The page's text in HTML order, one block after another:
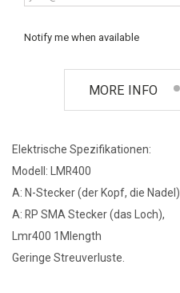
Notify me when available
MORE INFO
Elektrische Spezifikationen:
Modell: LMR400
A: N-Stecker (der Kopf, die Nadel)
A: RP SMA Stecker (das Loch),
Lmr400 1Mlength
Geringe Streuverluste.